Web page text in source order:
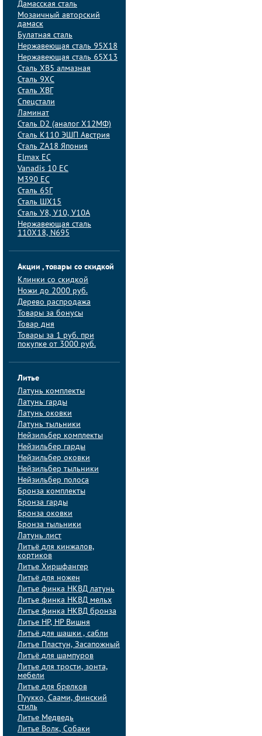
Дамасская сталь
Мозаичный авторский
дамаск
Булатная сталь
Нержавеющая сталь 95Х18
Нержавеющая сталь 65Х13
Сталь ХВ5 алмазная
Сталь 9ХС
Сталь ХВГ
Спецстали
Ламинат
Сталь D2 (аналог Х12МФ)
Сталь K110 ЭШП Австрия
Сталь ZA18 Япония
Elmax ЕС
Vanadis 10 ЕС
M390 ЕС
Сталь 65Г
Сталь ШХ15
Сталь У8, У10, У10А
Нержавеющая сталь
110Х18, N695
Акции , товары со скидкой
Клинки со скидкой
Ножи до 2000 руб.
Дерево распродажа
Товары за бонусы
Товар дня
Товары за 1 руб. при
покупке от 3000 руб.
Литье
Латунь комплекты
Латунь гарды
Латунь оковки
Латунь тыльники
Нейзильбер комплекты
Нейзильбер гарды
Нейзильбер оковки
Нейзильбер тыльники
Нейзильбер полоса
Бронза комплекты
Бронза гарды
Бронза оковки
Бронза тыльники
Латунь лист
Литьё для кинжалов,
кортиков
Литье Хиршфангер
Литьё для ножен
Литье финка НКВД латунь
Литье финка НКВД мельх
Литье финка НКВД бронза
Литье НР, НР Вишня
Литьё для шашки , сабли
Литье Пластун, Засапожный
Литьё для шампуров
Литье для трости, зонта,
мебели
Литье для брелков
Пуукко, Саами, финский
стиль
Литье Медведь
Литье Волк, Собаки